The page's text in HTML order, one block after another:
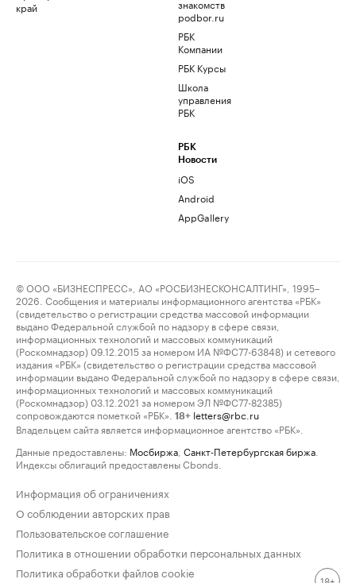
край
знакомств
podbor.ru
РБК
Компании
РБК Курсы
Школа
управления
РБК
РБК
Новости
iOS
Android
AppGallery
© ООО «БИЗНЕСПРЕСС», АО «РОСБИЗНЕСКОНСАЛТИНГ», 1995–
2026. Сообщения и материалы информационного агентства «РБК»
(свидетельство о регистрации средства массовой информации
выдано Федеральной службой по надзору в сфере связи,
информационных технологий и массовых коммуникаций
(Роскомнадзор) 09.12.2015 за номером ИА №ФС77-63848) и сетевого
издания «РБК» (свидетельство о регистрации средства массовой
информации выдано Федеральной службой по надзору в сфере связи,
информационных технологий и массовых коммуникаций
(Роскомнадзор) 03.12.2021 за номером ЭЛ №ФС77-82385)
сопровождаются пометкой «РБК».
18+ letters@rbc.ru
Владельцем сайта является информационное агентство «РБК».
Данные предоставлены: Мосбиржа Санкт-Петербургская биржа
Индексы облигаций предоставлены Cbonds.
Информация об ограничениях
О соблюдении авторских прав
Пользовательское соглашение
Политика в отношении обработки персональных данных
Политика обработки файлов cookie